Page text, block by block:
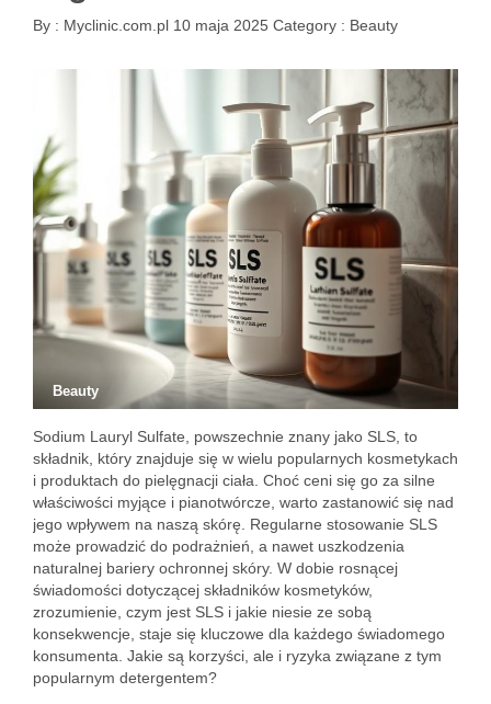
By : Myclinic.com.pl 10 maja 2025 Category : Beauty
Beauty
Sodium Lauryl Sulfate, powszechnie znany jako SLS, to
składnik, który znajduje się w wielu popularnych kosmetykach
i produktach do pielęgnacji ciała. Choć ceni się go za silne
właściwości myjące i pianotwórcze, warto zastanowić się nad
jego wpływem na naszą skórę. Regularne stosowanie SLS
może prowadzić do podrażnień, a nawet uszkodzenia
naturalnej bariery ochronnej skóry. W dobie rosnącej
świadomości dotyczącej składników kosmetyków,
zrozumienie, czym jest SLS i jakie niesie ze sobą
konsekwencje, staje się kluczowe dla każdego świadomego
konsumenta. Jakie są korzyści, ale i ryzyka związane z tym
popularnym detergentem?